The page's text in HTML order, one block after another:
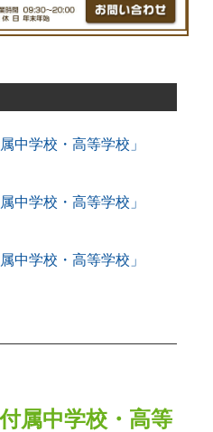
中学校・高等学校」
中学校・高等学校」
中学校・高等学校」
属中学校・高等